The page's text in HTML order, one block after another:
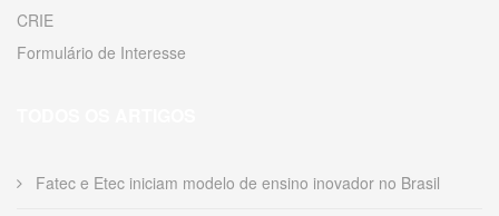
CRIE
Formulário de Interesse
Fatec e Etec iniciam modelo de ensino inovador no Brasil